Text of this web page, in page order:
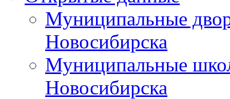
Муниципальные
Новосибирска
Муниципальные
Новосибирска